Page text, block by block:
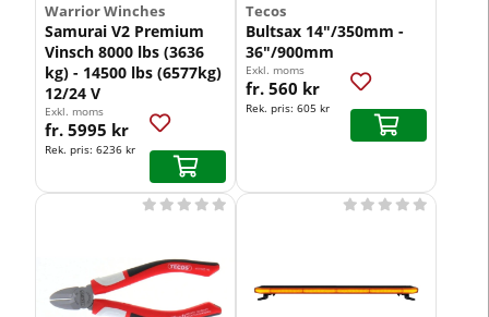
Warrior Winches
Samurai V2 Premium
Vinsch 8000 lbs (3636
kg) - 14500 lbs (6577kg)
12/24 V
Exkl. moms
fr. 5995 kr
Rek. pris: 6236 kr
Tecos
Bultsax 14"/350mm -
36"/900mm
Exkl. moms
fr. 560 kr
Rek. pris: 605 kr
         